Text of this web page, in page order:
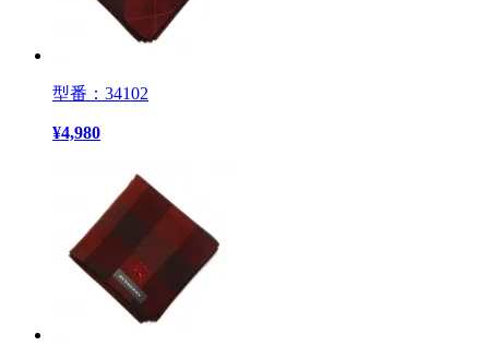
型番：34102
¥4,980